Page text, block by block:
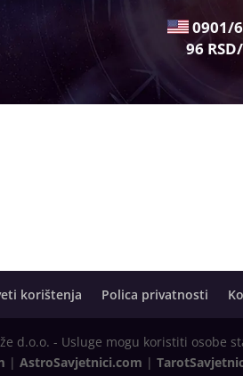
0901/
96
korištenja Polica privatnosti
d.o.o. - Usluge mogu koristiti osobe
|AstroSavjetnici.com |